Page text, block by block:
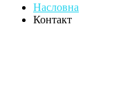
Насловна
Контакт